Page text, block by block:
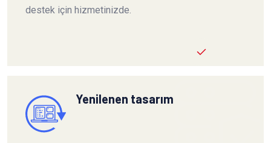
destek için hizmetinizde.
Yenilenen tasarım